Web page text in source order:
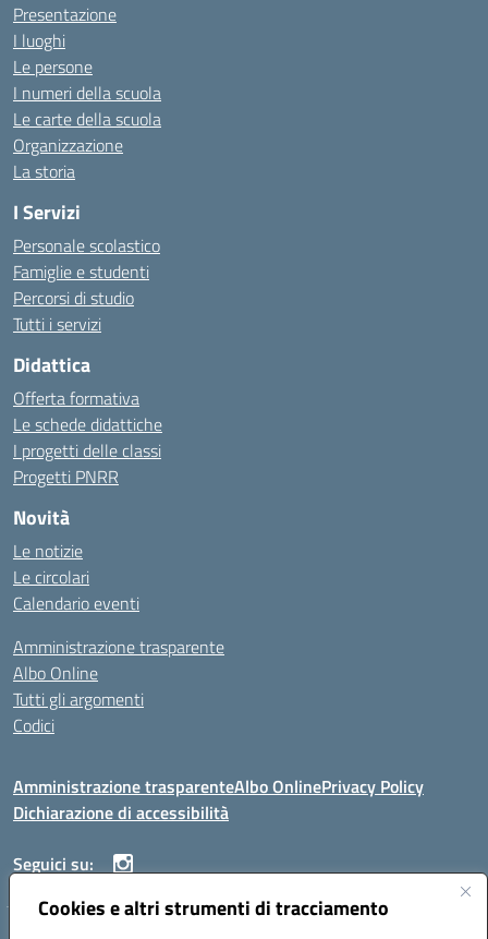
Cookies e altri strumenti di tracciamento
Presentazione
I luoghi
Le persone
I numeri della scuola
Le carte della scuola
Organizzazione
La storia
I Servizi
Personale scolastico
Famiglie e studenti
Percorsi di studio
Tutti i servizi
Didattica
Offerta formativa
Le schede didattiche
I progetti delle classi
Progetti PNRR
Novità
Le notizie
Le circolari
Calendario eventi
Amministrazione trasparente
Albo Online
Tutti gli argomenti
Codici
Amministrazione trasparenteAlbo OnlinePrivacy Policy
Dichiarazione di accessibilità
Seguici su: